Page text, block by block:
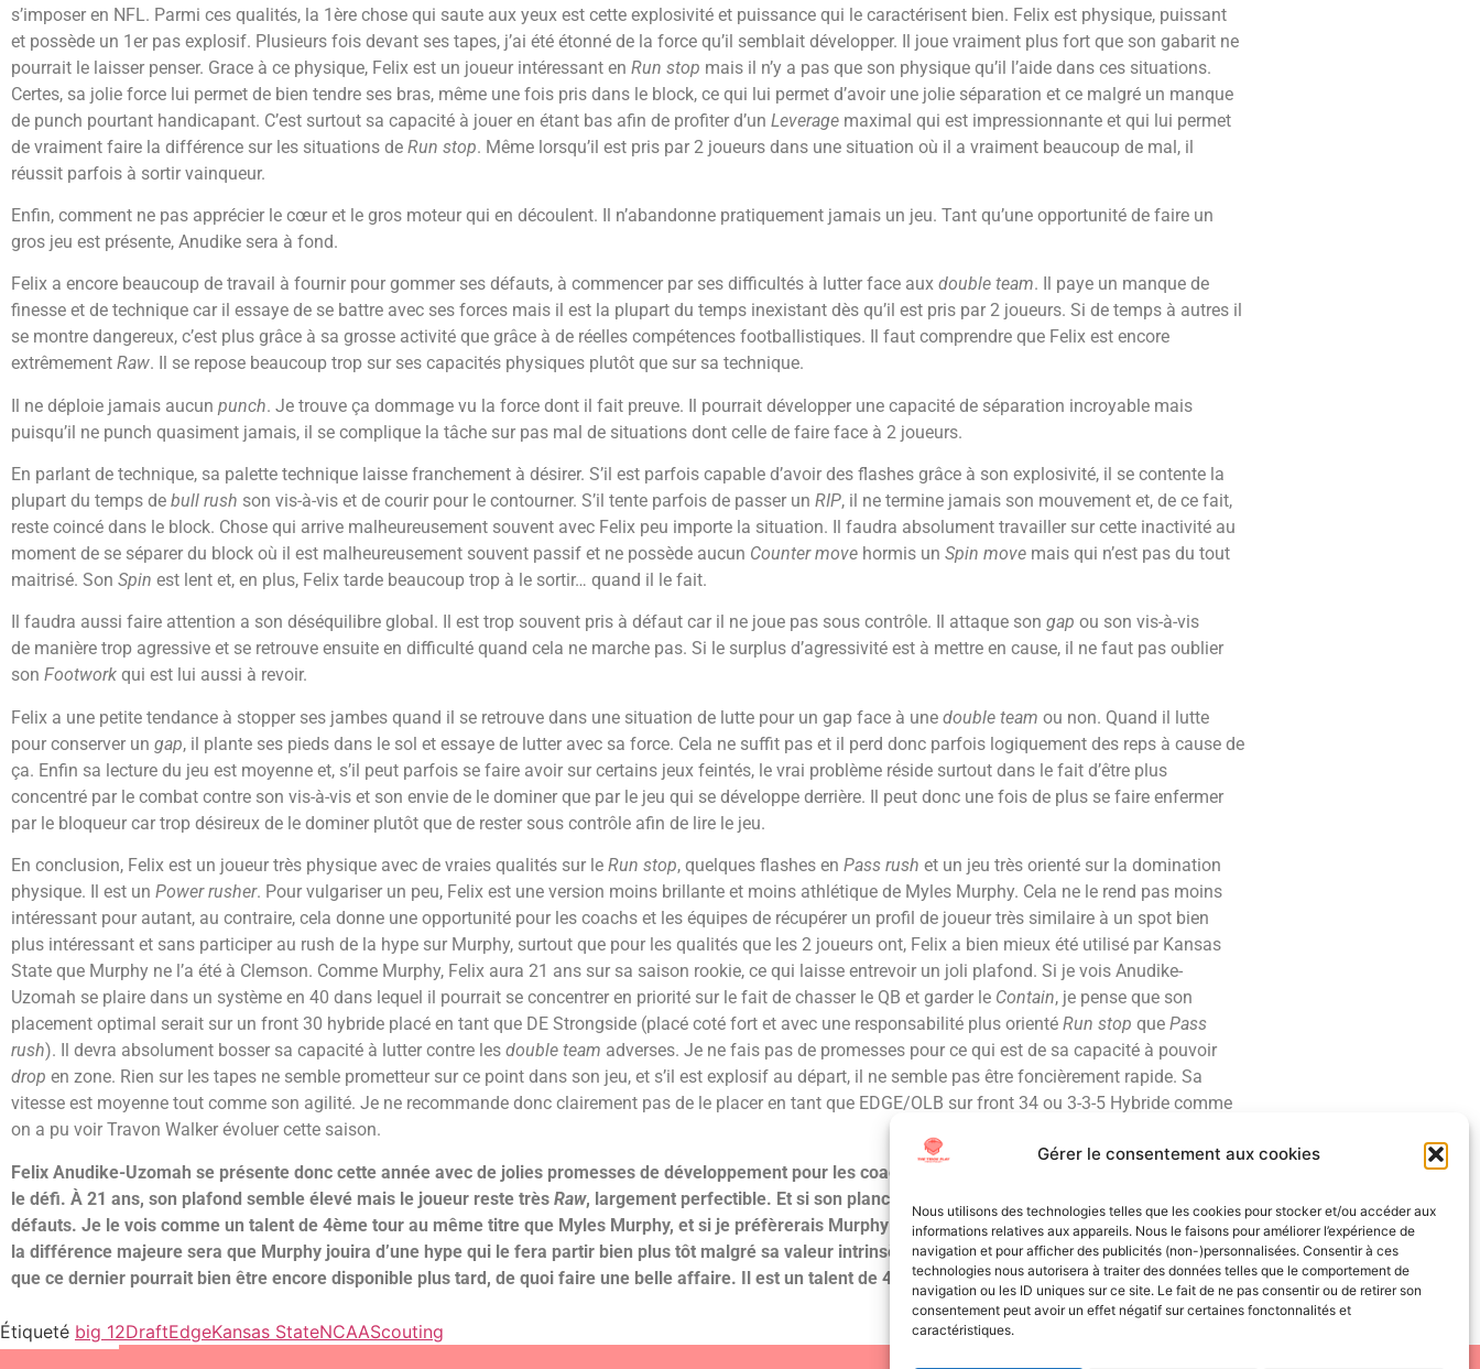
Gérer le consentement aux cookies
Nous utilisons des technologies telles que les cookies pour stocker et/ou accéder aux
informations relatives aux appareils. Nous le faisons pour améliorer l’expérience de
navigation et pour afficher des publicités (non-)personnalisées. Consentir à ces
technologies nous autorisera à traiter des données telles que le comportement de
navigation ou les ID uniques sur ce site. Le fait de ne pas consentir ou de retirer son
consentement peut avoir un effet négatif sur certaines fonctonnalités et
caractéristiques.
s’imposer en NFL. Parmi ces qualités, la 1ère chose qui saute aux yeux est cette explosivité et puissance qui le caractérisent bien. Felix est physique, puissant
et possède un 1er pas explosif. Plusieurs fois devant ses tapes, j’ai été étonné de la force qu’il semblait développer. Il joue vraiment plus fort que son gabarit ne
pourrait le laisser penser. Grace à ce physique, Felix est un joueur intéressant en Run stop mais il n’y a pas que son physique qu’il l’aide dans ces situations.
Certes, sa jolie force lui permet de bien tendre ses bras, même une fois pris dans le block, ce qui lui permet d’avoir une jolie séparation et ce malgré un manque
de punch pourtant handicapant. C’est surtout sa capacité à jouer en étant bas afin de profiter d’un Leverage maximal qui est impressionnante et qui lui permet
de vraiment faire la différence sur les situations de Run stop. Même lorsqu’il est pris par 2 joueurs dans une situation où il a vraiment beaucoup de mal, il
réussit parfois à sortir vainqueur.
Enfin, comment ne pas apprécier le cœur et le gros moteur qui en découlent. Il n’abandonne pratiquement jamais un jeu. Tant qu’une opportunité de faire un
gros jeu est présente, Anudike sera à fond.
Felix a encore beaucoup de travail à fournir pour gommer ses défauts, à commencer par ses difficultés à lutter face aux double team. Il paye un manque de
finesse et de technique car il essaye de se battre avec ses forces mais il est la plupart du temps inexistant dès qu’il est pris par 2 joueurs. Si de temps à autres il
se montre dangereux, c’est plus grâce à sa grosse activité que grâce à de réelles compétences footballistiques. Il faut comprendre que Felix est encore
extrêmement Raw. Il se repose beaucoup trop sur ses capacités physiques plutôt que sur sa technique.
Il ne déploie jamais aucun punch. Je trouve ça dommage vu la force dont il fait preuve. Il pourrait développer une capacité de séparation incroyable mais
puisqu’il ne punch quasiment jamais, il se complique la tâche sur pas mal de situations dont celle de faire face à 2 joueurs.
En parlant de technique, sa palette technique laisse franchement à désirer. S’il est parfois capable d’avoir des flashes grâce à son explosivité, il se contente la
plupart du temps de bull rush son vis-à-vis et de courir pour le contourner. S’il tente parfois de passer un RIP, il ne termine jamais son mouvement et, de ce fait,
reste coincé dans le block. Chose qui arrive malheureusement souvent avec Felix peu importe la situation. Il faudra absolument travailler sur cette inactivité au
moment de se séparer du block où il est malheureusement souvent passif et ne possède aucun Counter move hormis un Spin move mais qui n’est pas du tout
maitrisé. Son Spin est lent et, en plus, Felix tarde beaucoup trop à le sortir… quand il le fait.
Il faudra aussi faire attention a son déséquilibre global. Il est trop souvent pris à défaut car il ne joue pas sous contrôle. Il attaque son gap ou son vis-à-vis
de manière trop agressive et se retrouve ensuite en difficulté quand cela ne marche pas. Si le surplus d’agressivité est à mettre en cause, il ne faut pas oublier
son Footwork qui est lui aussi à revoir.
Felix a une petite tendance à stopper ses jambes quand il se retrouve dans une situation de lutte pour un gap face à une double team ou non. Quand il lutte
pour conserver un gap, il plante ses pieds dans le sol et essaye de lutter avec sa force. Cela ne suffit pas et il perd donc parfois logiquement des reps à cause de
ça. Enfin sa lecture du jeu est moyenne et, s’il peut parfois se faire avoir sur certains jeux feintés, le vrai problème réside surtout dans le fait d’être plus
concentré par le combat contre son vis-à-vis et son envie de le dominer que par le jeu qui se développe derrière. Il peut donc une fois de plus se faire enfermer
par le bloqueur car trop désireux de le dominer plutôt que de rester sous contrôle afin de lire le jeu.
En conclusion, Felix est un joueur très physique avec de vraies qualités sur le Run stop, quelques flashes en Pass rush et un jeu très orienté sur la domination
physique. Il est un Power rusher. Pour vulgariser un peu, Felix est une version moins brillante et moins athlétique de Myles Murphy. Cela ne le rend pas moins
intéressant pour autant, au contraire, cela donne une opportunité pour les coachs et les équipes de récupérer un profil de joueur très similaire à un spot bien
plus intéressant et sans participer au rush de la hype sur Murphy, surtout que pour les qualités que les 2 joueurs ont, Felix a bien mieux été utilisé par Kansas
State que Murphy ne l’a été à Clemson. Comme Murphy, Felix aura 21 ans sur sa saison rookie, ce qui laisse entrevoir un joli plafond. Si je vois Anudike-
Uzomah se plaire dans un système en 40 dans lequel il pourrait se concentrer en priorité sur le fait de chasser le QB et garder le Contain, je pense que son
placement optimal serait sur un front 30 hybride placé en tant que DE Strongside (placé coté fort et avec une responsabilité plus orienté Run stop que Pass
rush). Il devra absolument bosser sa capacité à lutter contre les double team adverses. Je ne fais pas de promesses pour ce qui est de sa capacité à pouvoir
drop en zone. Rien sur les tapes ne semble prometteur sur ce point dans son jeu, et s’il est explosif au départ, il ne semble pas être foncièrement rapide. Sa
vitesse est moyenne tout comme son agilité. Je ne recommande donc clairement pas de le placer en tant que EDGE/OLB sur front 34 ou 3-3-5 Hybride comme
on a pu voir Travon Walker évoluer cette saison.
Felix Anudike-Uzomah se présente donc cette année avec de jolies promesses de développement pour les coaching staffs qui se sentiront prêts à relever
le défi. À 21 ans, son plafond semble élevé mais le joueur reste très Raw, largement perfectible. Et si son plancher reste très correct, il a encore pas mal de
défauts. Je le vois comme un talent de 4ème tour au même titre que Myles Murphy, et si je préfèrerais Murphy pour son athlétisme, gabarit et son plafond,
la différence majeure sera que Murphy jouira d’une hype qui le fera partir bien plus tôt malgré sa valeur intrinsèque pas si éloignée de celle de Felix, alors
que ce dernier pourrait bien être encore disponible plus tard, de quoi faire une belle affaire. Il est un talent de 4ème tour à développer.
Étiqueté big 12DraftEdgeKansas StateNCAAScouting